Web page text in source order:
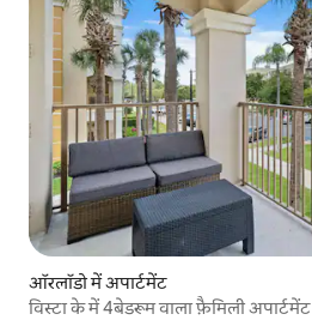
ऑरलॉडो में अपार्टमेंट
विस्टा के में 4बेडरूम वाला फ़ैमिली अपार्टमेंट